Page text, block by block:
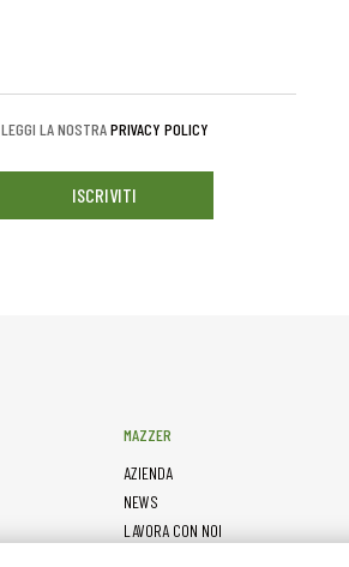
LEGGI LA NOSTRAPRIVACY POLICY
ISCRIVITI
MAZZER
AZIENDA
NEWS
LAVORA CON NOI